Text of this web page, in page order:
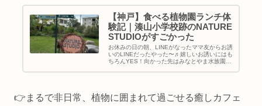
【神戸】食べる植物園ランチ体
験記｜湊山小学校跡のNATURE
STUDIOがすごかった
お休みの日の朝、LINEがなったママ友からお誘
いのLINEだったやった〜♬嬉しいお誘いにはも
ちろんYES！向かった先はみなとやま水族園の
👉まるで非日常、植物に囲まれて過ごせる癒しカフェ